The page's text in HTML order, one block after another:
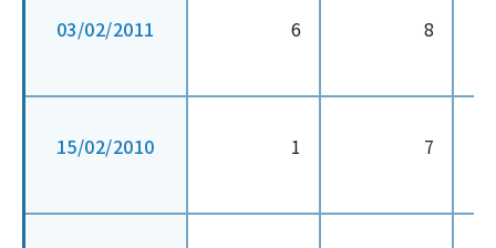
03/02/2011 6 8
15/02/2010 1 7